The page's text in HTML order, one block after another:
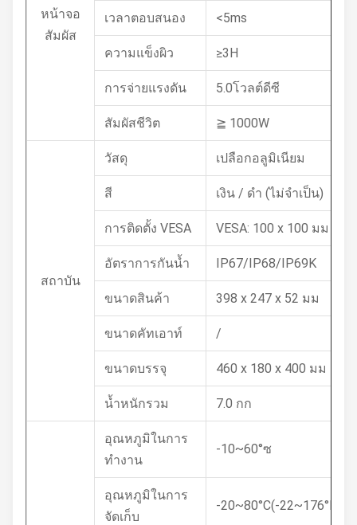
หน้าจอ
สัมผัส
เวลาตอบสนอง <5ms
ความแข็งผิว ≥3H
การจ่ายแรงดัน 5.0โวลต์ดีซี
สัมผัสชีวิต ≧ 1000W
สถาบัน
วัสดุ เปลือกอลูมิเนียม
สี เงิน / ดำ (ไม่จำเป็น)
การติดตั้ง VESA VESA: 100 x 100 มม
อัตราการกันน้ำ IP67/IP68/IP69K
ขนาดสินค้า 398 x 247 x 52 มม
ขนาดคัทเอาท์ /
ขนาดบรรจุ 460 x 180 x 400 มม
น้ำหนักรวม 7.0 กก
อุณหภูมิในการ
ทำงาน
-10~60°ซ
อุณหภูมิในการ
จัดเก็บ
-20~80°C(-22~176°F)